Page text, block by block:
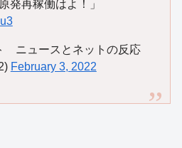
発再稼働はよ！」
ニュースとネットの反応
February 3, 2022